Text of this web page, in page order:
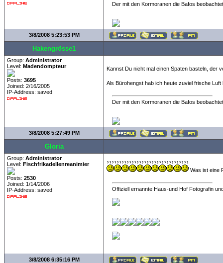
Der mit den Kormoranen die Bafos
3/8/2008 5:23:53 PM
Hakengrösse1
Group: Administrator
Level: Madendompteur
Posts: 3695
Joined: 2/16/2005
IP-Address: saved
Kannst Du nicht mal einen Spaten basteln, der
Als Bürohengst hab ich heute zuviel frische
Der mit den Kormoranen die Bafos
3/8/2008 5:27:49 PM
Gloria
Group: Administrator
Level: Fischfrikadellenreanimier
Posts: 2530
Joined: 1/14/2006
IP-Address: saved
Was ist eine
Offiziell ernannte Haus-und Hof Fotografin
3/8/2008 6:35:16 PM